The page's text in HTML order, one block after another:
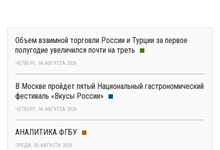
Объем взаимной торговли России и Турции за первое
полугодие увеличился почти на треть
ЧЕТВЕРГ, 06 АВГУСТА 2026
В Москве пройдет пятый Национальный гастрономический
фестиваль «Вкусы России»
ЧЕТВЕРГ, 06 АВГУСТА 2026
АНАЛИТИКА ФГБУ
СРЕДА, 05 АВГУСТА 2026